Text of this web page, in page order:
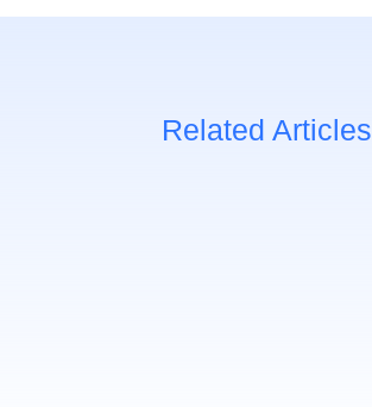
Related Articles